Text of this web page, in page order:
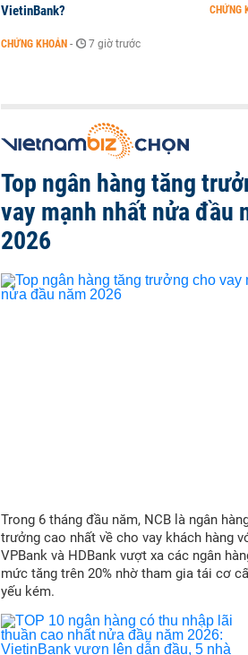
VietinBank?
CHỨNG KHOÁN - 7 giờ trước
CHỨNG
Top ngân hàng tăng
vay mạnh nhất nửa đầu
2026
Trong 6 tháng đầu năm, NCB là ngân
trưởng cao nhất về cho vay khách hàng
VPBank và HDBank vượt xa các ngân
mức tăng trên 20% nhờ tham gia tái cơ
yếu kém.